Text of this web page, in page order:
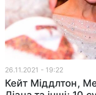
26.11.2021 - 19:22
Кейт Міддлтон,